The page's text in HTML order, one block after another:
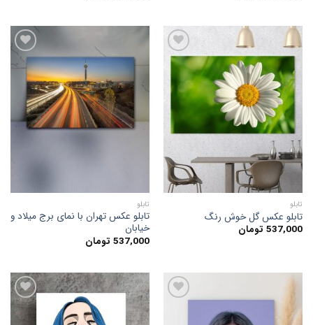
افزودن
به
علاقه
مندی
ها
تابلو
تابلو عکس گل خوش رنگ
537,000 تومان
افزودن
به
علاقه
مندی
ها
تابلو
تابلو عکس تهران با نمای برج میلاد و
خیابان
537,000 تومان